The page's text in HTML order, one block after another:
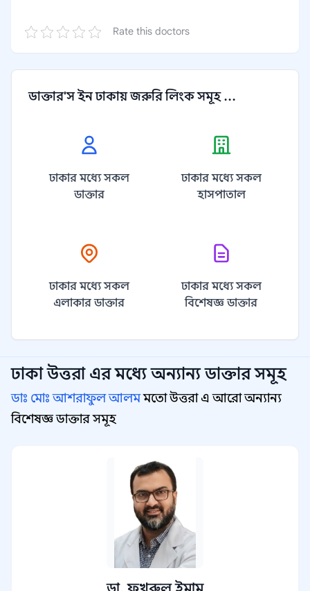
Rate this doctors
ডাক্তার'স ইন ঢাকায় জরুরি লিংক সমূহ ...
ঢাকার মধ্যে সকল
ডাক্তার
ঢাকার মধ্যে সকল
হাসপাতাল
ঢাকার মধ্যে সকল
এলাকার ডাক্তার
ঢাকার মধ্যে সকল
বিশেষজ্ঞ ডাক্তার
ঢাকা উত্তরা এর মধ্যে অন্যান্যডাক্তার সমূহ
ডাঃ মোঃ আশরাফুল আলমমতো উত্তরা এ আরো অন্যান্য
বিশেষজ্ঞ ডাক্তার সমূহ